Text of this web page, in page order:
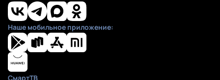
Наше мобильное приложение:
СмартТВ